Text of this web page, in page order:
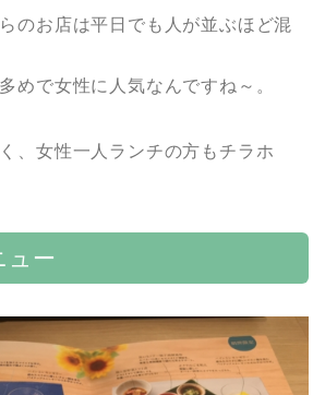
のお店は平日でも人が並ぶほど混
めで女性に人気なんですね～。
、女性一人ランチの方もチラホ
ュー